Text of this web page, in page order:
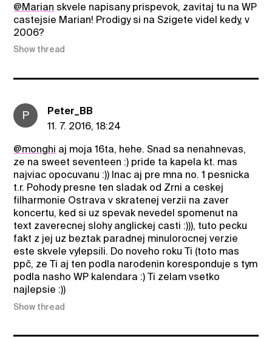
@Marian skvele napisany prispevok, zavitaj tu na WP
castejsie Marian! Prodigy si na Szigete videl kedy, v
2006?
Show thread
P
Peter_BB
11. 7. 2016, 18:24
@monghi aj moja 16ta, hehe. Snad sa nenahnevas,
ze na sweet seventeen :) pride ta kapela kt. mas
najviac opocuvanu :)) Inac aj pre mna no. 1 pesnicka
t.r. Pohody presne ten sladak od Zrni a ceskej
filharmonie Ostrava v skratenej verzii na zaver
koncertu, ked si uz spevak nevedel spomenut na
text zaverecnej slohy anglickej casti :))), tuto pecku
fakt z jej uz beztak paradnej minulorocnej verzie
este skvele vylepsili. Do noveho roku Ti (toto mas
ppč, ze Ti aj ten podla narodenin koresponduje s tym
podla nasho WP kalendara :) Ti zelam vsetko
najlepsie :))
Show thread